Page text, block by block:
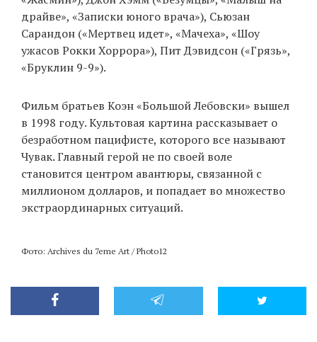
драйве», «Записки юного врача»), Сьюзан
Сарандон («Мертвец идет», «Мачеха», «Шоу
ужасов Рокки Хоррора»), Пит Дэвидсон («Грязь»,
«Бруклин 9-9»).
Фильм братьев Коэн «Большой Лебовски» вышел
в 1998 году. Культовая картина рассказывает о
безработном пацифисте, которого все называют
Чувак. Главный герой не по своей воле
становится центром авантюры, связанной с
миллионом долларов, и попадает во множество
экстраординарных ситуаций.
Фото: Archives du 7eme Art / Photo12